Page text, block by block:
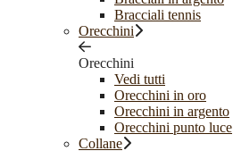
Bracciali tennis
Orecchini
Orecchini
Vedi tutti
Orecchini in oro
Orecchini in argento
Orecchini punto luce
Collane